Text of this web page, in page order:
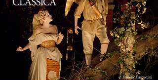
© Frederic Carnuccini